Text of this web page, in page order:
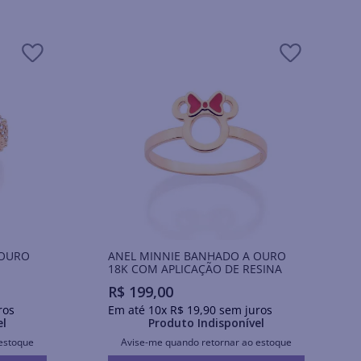
ANEL MINNIE BANHADO A OURO
18K COM APLICAÇÃO DE RESINA
R$ 199,00
Em até 10x R$ 19,90sem juros
Produto Indisponível
Avise-me quando retornar ao estoque